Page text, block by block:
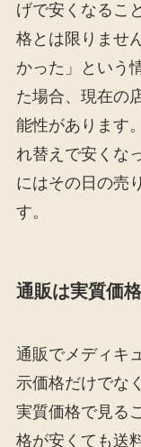
げで安くなるこ
格とは限りませ
かった」という
た場合、現在の
能性があります
れ替えで安くな
にはその日の売
す。
通販は実質価
通販でメディキ
示価格だけでな
実質価格で見る
格が安くても送